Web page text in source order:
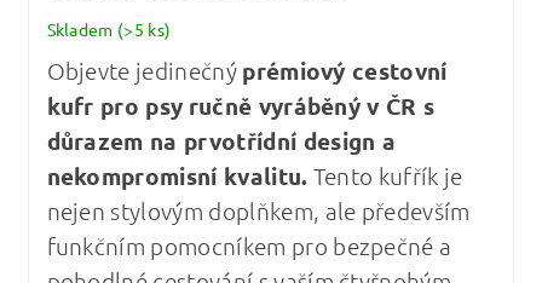
Skladem (>5 ks)
Objevte jedinečný prémiový cestovní
kufr pro psy ručně vyráběný v ČR s
důrazem na prvotřídní design a
nekompromisní kvalitu. Tento kufřík je
nejen stylovým doplňkem, ale především
funkčním pomocníkem pro bezpečné a